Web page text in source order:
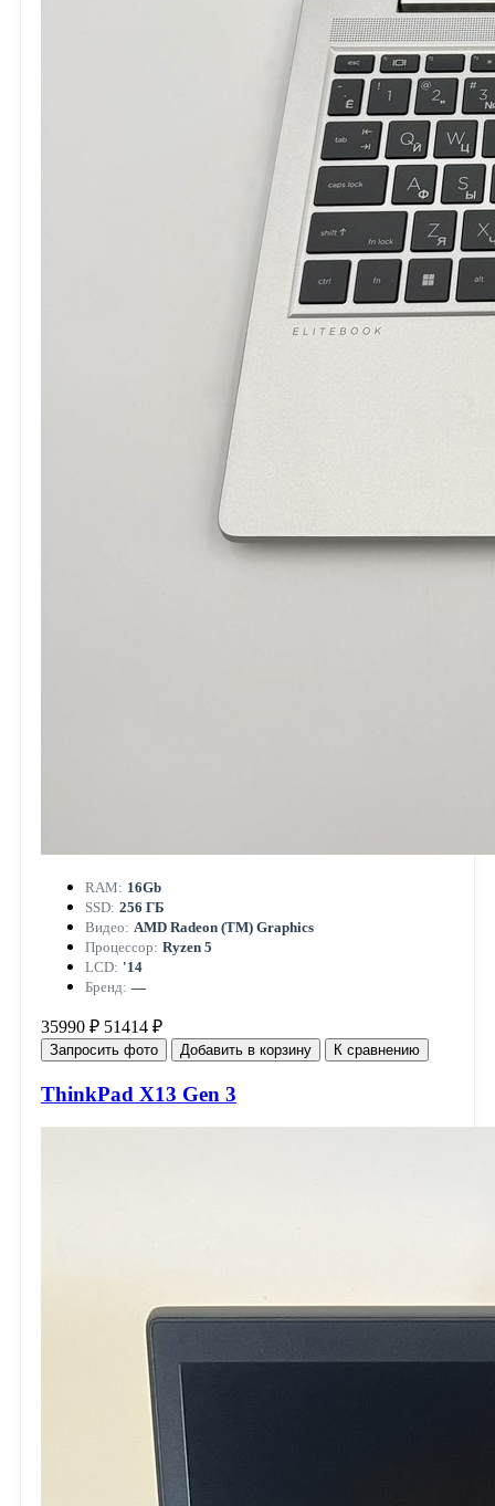
RAM: 16Gb
SSD: 256 ГБ
Видео: AMD Radeon (TM) Graphics
Процессор: Ryzen 5
LCD: '14
Бренд: —
35990 ₽ 51414 ₽
Запросить фото Добавить в корзину К сравнению
ThinkPad X13 Gen 3